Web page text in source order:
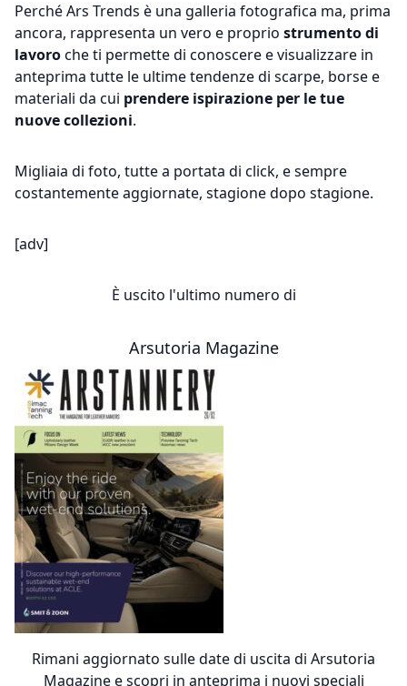
Perché Ars Trends è una galleria fotografica ma, prima
ancora, rappresenta un vero e proprio strumento di
lavoroche ti permette di conoscere e visualizzare in
anteprima tutte le ultime tendenze di scarpe, borse e
materiali da cui prendere ispirazione per le tue
nuove collezioni.
Migliaia di foto, tutte a portata di click, e sempre
costantemente aggiornate, stagione dopo stagione.
[adv]
È uscito l'ultimo numero di
Arsutoria Magazine
Rimani aggiornato sulle date di uscita di Arsutoria
Magazine e scopri in anteprima i nuovi speciali